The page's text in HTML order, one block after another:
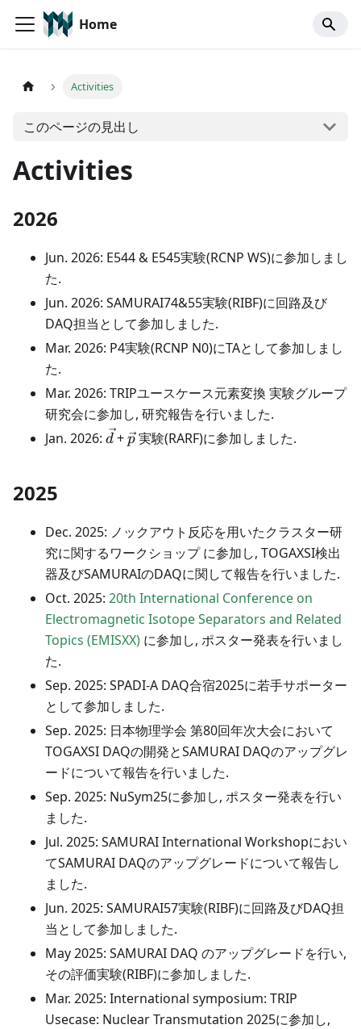
Home
Activities
このページの見出し
Activities
2026
Jun. 2026: E544 & E545実験(RCNP WS)に参加しまし
た.
Jun. 2026: SAMURAI74&55実験(RIBF)に回路及び
DAQ担当として参加しました.
Mar. 2026: P4実験(RCNP N0)にTAとして参加しまし
た.
Mar. 2026: TRIPユースケース元素変換 実験グループ
研究会に参加し, 研究報告を行いました.
Jan. 2026: \vec{d}
d +\vec{p}
p実験(RARF)に参加しました.
2025
Dec. 2025: ノックアウト反応を用いたクラスター研
究に関するワークショップ に参加し, TOGAXSI検出
器及びSAMURAIのDAQに関して報告を行いました.
Oct. 2025: 20th International Conference on
Electromagnetic Isotope Separators and Related
Topics (EMISXX) に参加し, ポスター発表を行いまし
た.
Sep. 2025: SPADI-A DAQ合宿2025に若手サポーター
として参加しました.
Sep. 2025: 日本物理学会 第80回年次大会において
TOGAXSI DAQの開発とSAMURAI DAQのアップグレ
ードについて報告を行いました.
Sep. 2025: NuSym25に参加し, ポスター発表を行い
ました.
Jul. 2025: SAMURAI International Workshopにおい
てSAMURAI DAQのアップグレードについて報告し
ました.
Jun. 2025: SAMURAI57実験(RIBF)に回路及びDAQ担
当として参加しました.
May 2025: SAMURAI DAQ のアップグレードを行い,
その評価実験(RIBF)に参加しました.
Mar. 2025: International symposium: TRIP
Usecase: Nuclear Transmutation 2025に参加し,